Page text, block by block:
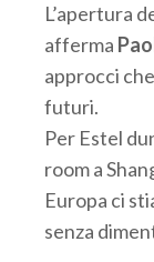
L’apertura
afferma
approcci
futuri.
Per Estel
room a
Europa ci
senza